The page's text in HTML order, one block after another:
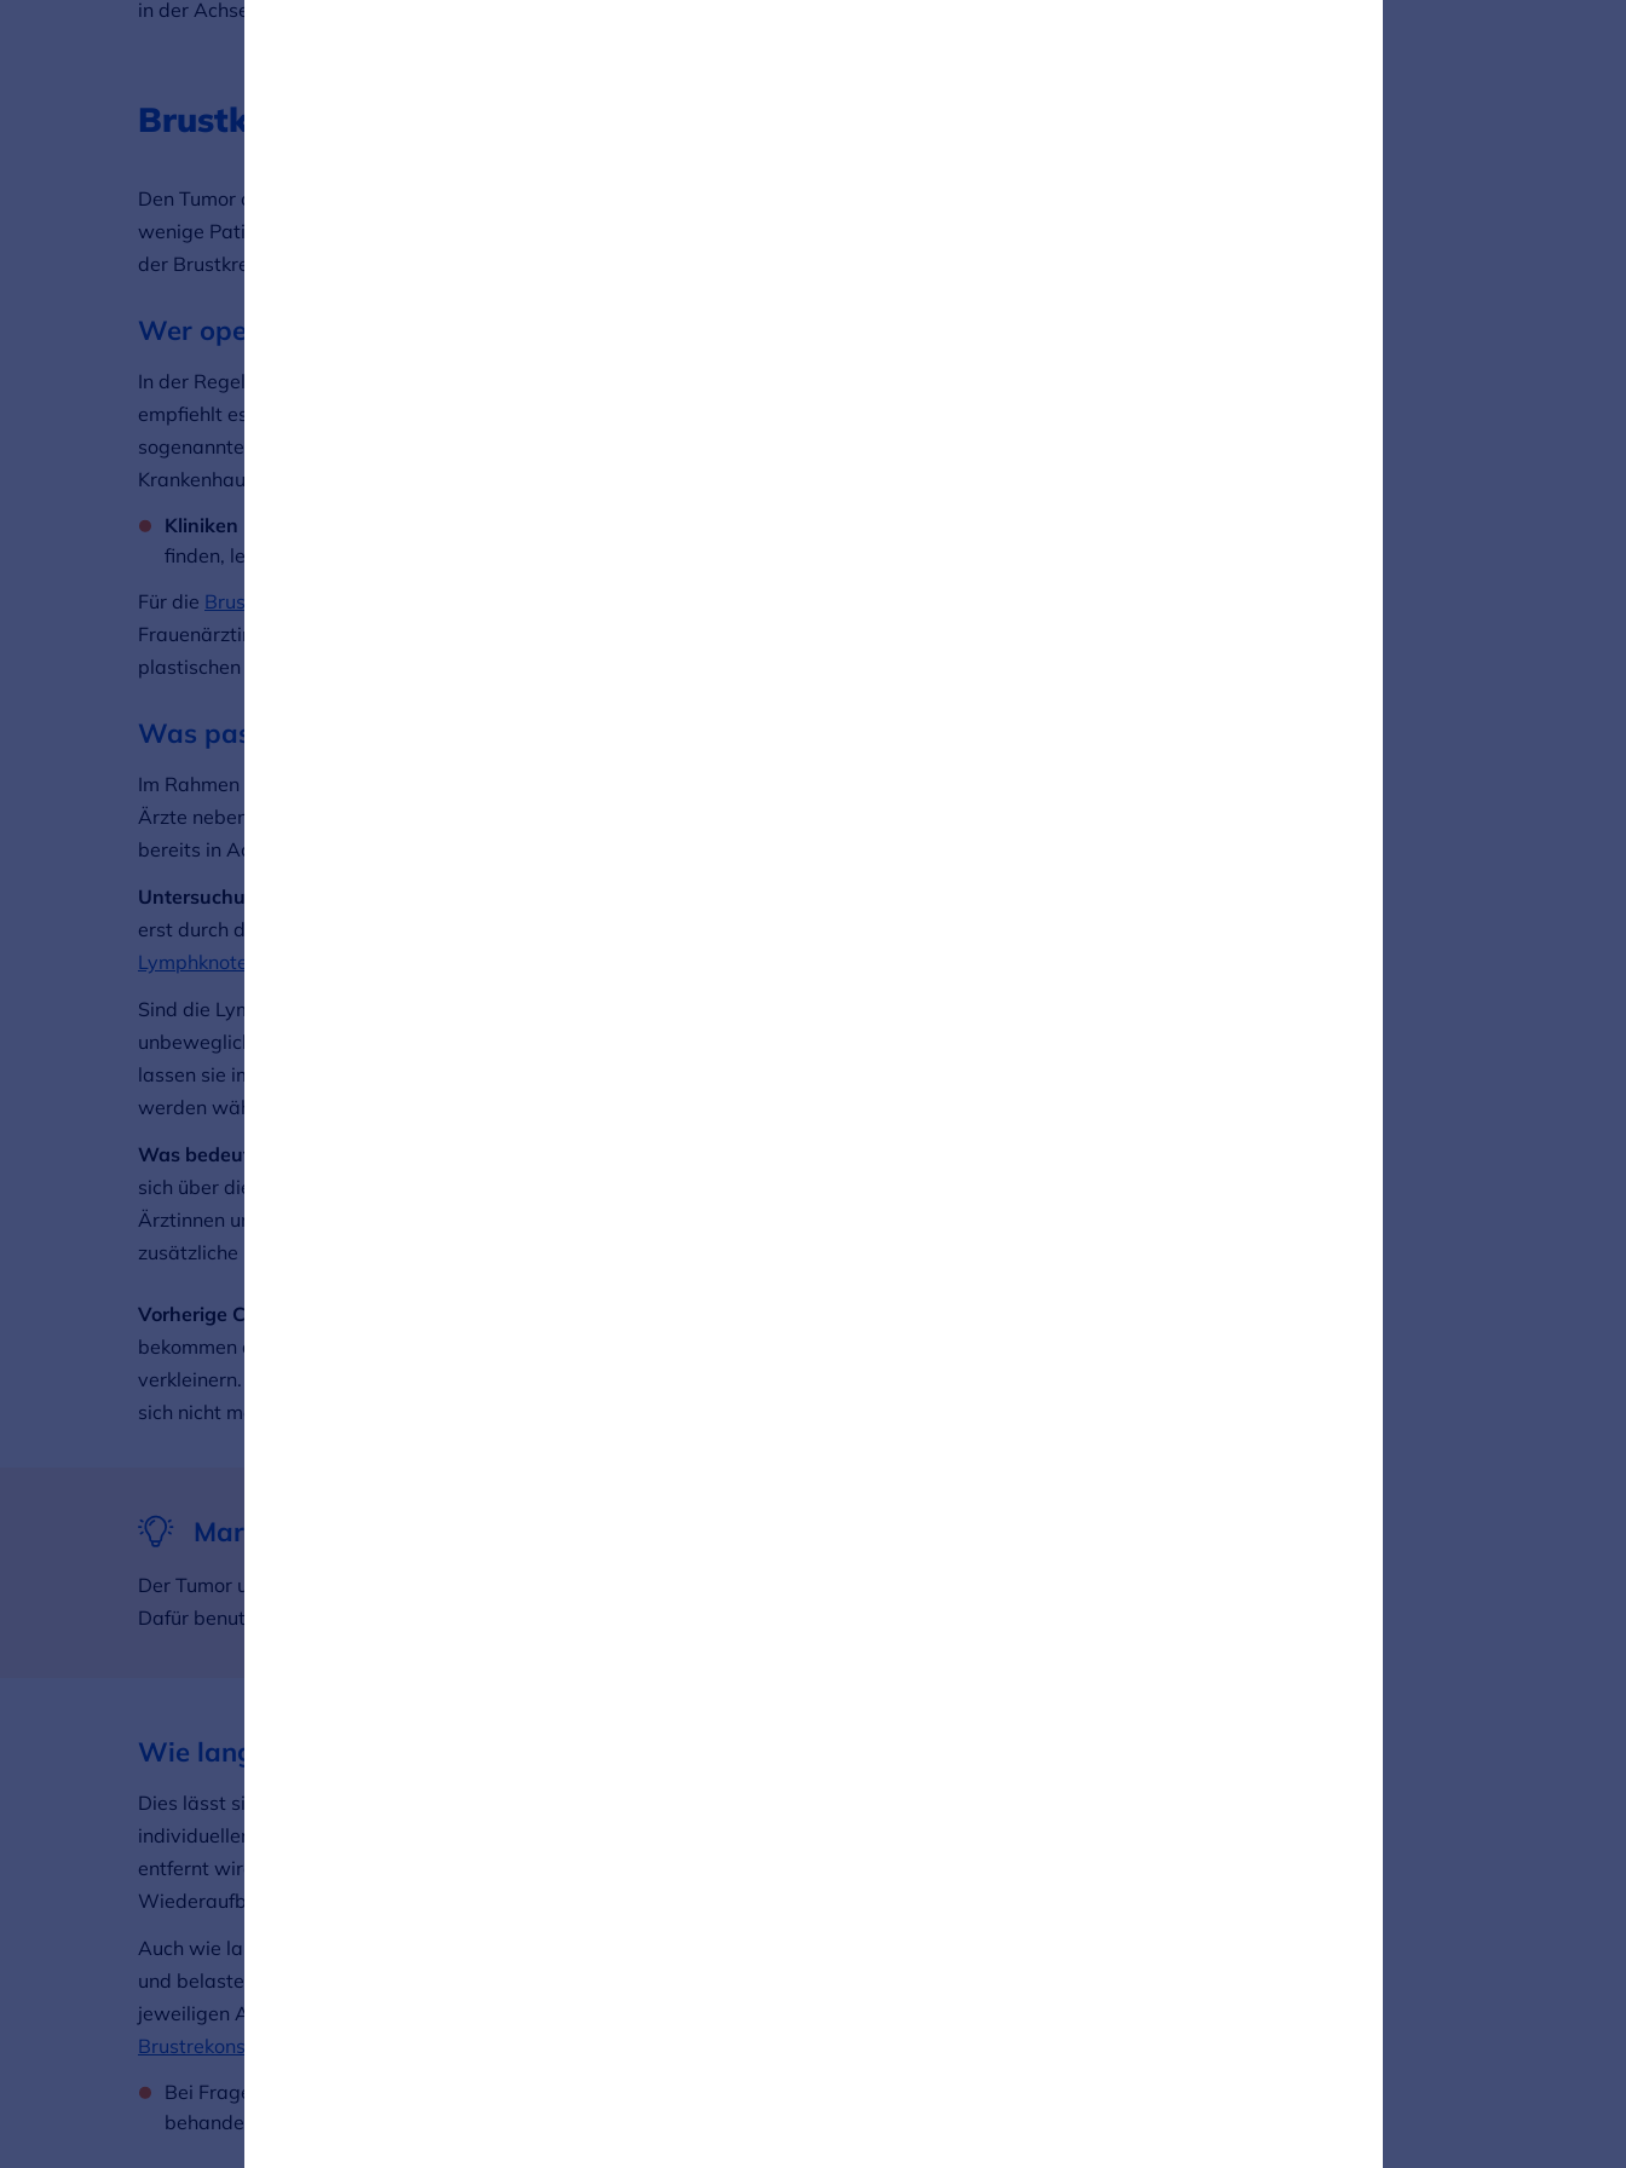
in der Achsel befallen sind.
Brustkrebs-Operation: Planung, Ablauf und Dauer
Den Tumor operativ zu entfernen ist ein wichtiger Baustein der Behandlung von Brustkrebs. Nur
wenige Patientinnen werden nicht operiert: zum Beispiel sehr schwache Patientinnen oder wenn
der Brustkrebs schon zum Zeitpunkt der Diagnose
Wer operiert Brustkrebs?
In der Regel sind Frauenärztinnen und Frauenärzte auf Eingriffe an der Brust spezialisiert. Deshalb
empfiehlt es sich für Patientinnen, sich für die Operation an eine spezialisierte Frauenklinik – ein
sogenanntes zertifiziertes Brustzentrum – oder die gynäkologische Station eines größeren
Krankenhauses zu wenden.
Kliniken und Krankenhäuser finden:
finden, lesen Sie unter
Für die Brustrekonstruktion
Frauenärztinnen und Frauenärzte mit entsprechender Zusatzausbildung oder an Mediziner der
plastischen oder rekonstruktiv-ästhetischen Chirurgie wenden.
Was passiert vor der Operation?
Im Rahmen der Brustkrebsdiagnostik – also noch vor der Behandlung – untersuchen Ärztinnen und
Ärzte neben dem Tumor auch die Lymphknoten im Achselbereich. Denn: Ob der Brustkrebs sich
bereits in Achsellymphknoten ausgebreitet hat, ist für die Behandlungsplanung wichtig.
Untersuchung der Achsellymphknoten:
erst durch die Operation genauer untersucht. Mehr dazu lesen Sie im Abschnitt
Lymphknoten
Sind die Lymphknoten beim Abtasten oder im Ultraschall auffällig vergrößert, verhärtet und/oder
unbeweglich? Dann entnehmen die Mediziner unter örtlicher Betäubung eine Gewebeprobe und
lassen sie im Labor auf Krebszellen untersuchen. Wenn die Achsellymphknoten befallen sind,
werden während der OP in der Regel direkt mehrere Lymphknoten entnommen.
Was bedeuten befallene Lymphknoten bei Brustkrebs?
sich über die Gewebsflüssigkeit im Körper auszubreiten, ist er nicht mehr auf die Brust begrenzt.
Ärztinnen und Ärzte empfehlen Patientinnen in dieser Situation neben der Operation meist eine
zusätzliche Behandlung – wie etwa eine Bestrahlung oder eine Chemotherapie.
Vorherige Chemotherapie:
bekommen diese noch vor der Operation. Dies soll unter anderem den Tumor vor dem Eingriff
verkleinern. Bei manchen Frauen wird der Tumor durch die Chemotherapie sogar so klein, dass er
sich nicht mehr tasten oder erkennen lässt. Daher wird er meist noch vor der Behandlung markiert.
Markierung
Der Tumor und/oder befallene Lymphknoten können vor der Behandlung markiert werden.
Dafür benutzen Ärzte Drahthäkchen oder Titanclips.
Wie lange dauert die Operation bei Brustkrebs?
Dies lässt sich nicht pauschal beantworten. Die Dauer der Brustkrebsoperation hängt vom
individuellen Eingriff bei der Patientin ab – unter anderem davon, ob die Brust erhalten bleibt oder
entfernt wird und wie viele Lymphknoten entfernt werden. Zudem kann ein gleichzeitiger
Wiederaufbau die Operation verlängern.
Auch wie lange eine Patientin im Krankenhaus bleiben muss, hängt davon ab, wie umfangreich
und belastend die Operation und eventuell der Wiederaufbau sind. Mehr dazu lesen Sie in den
jeweiligen Abschnitten zur
Brustrekonstruktion
Bei Fragen zu Ihrer individuellen Situation wenden Sie sich am besten direkt an Ihre
behandelnden Ärztinnen und Ärzte.